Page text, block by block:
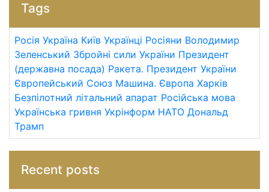
Tags
Росія Україна Київ Українці Росіяни Володимир
Зеленський Збройні сили України Президент
(державна посада) Ракета. Президент України
Європейський Союз Машина. Європа Харків
Безпілотний літальний апарат Російська мова
Українська гривня Укрінформ НАТО Дональд
Трамп
Recent posts